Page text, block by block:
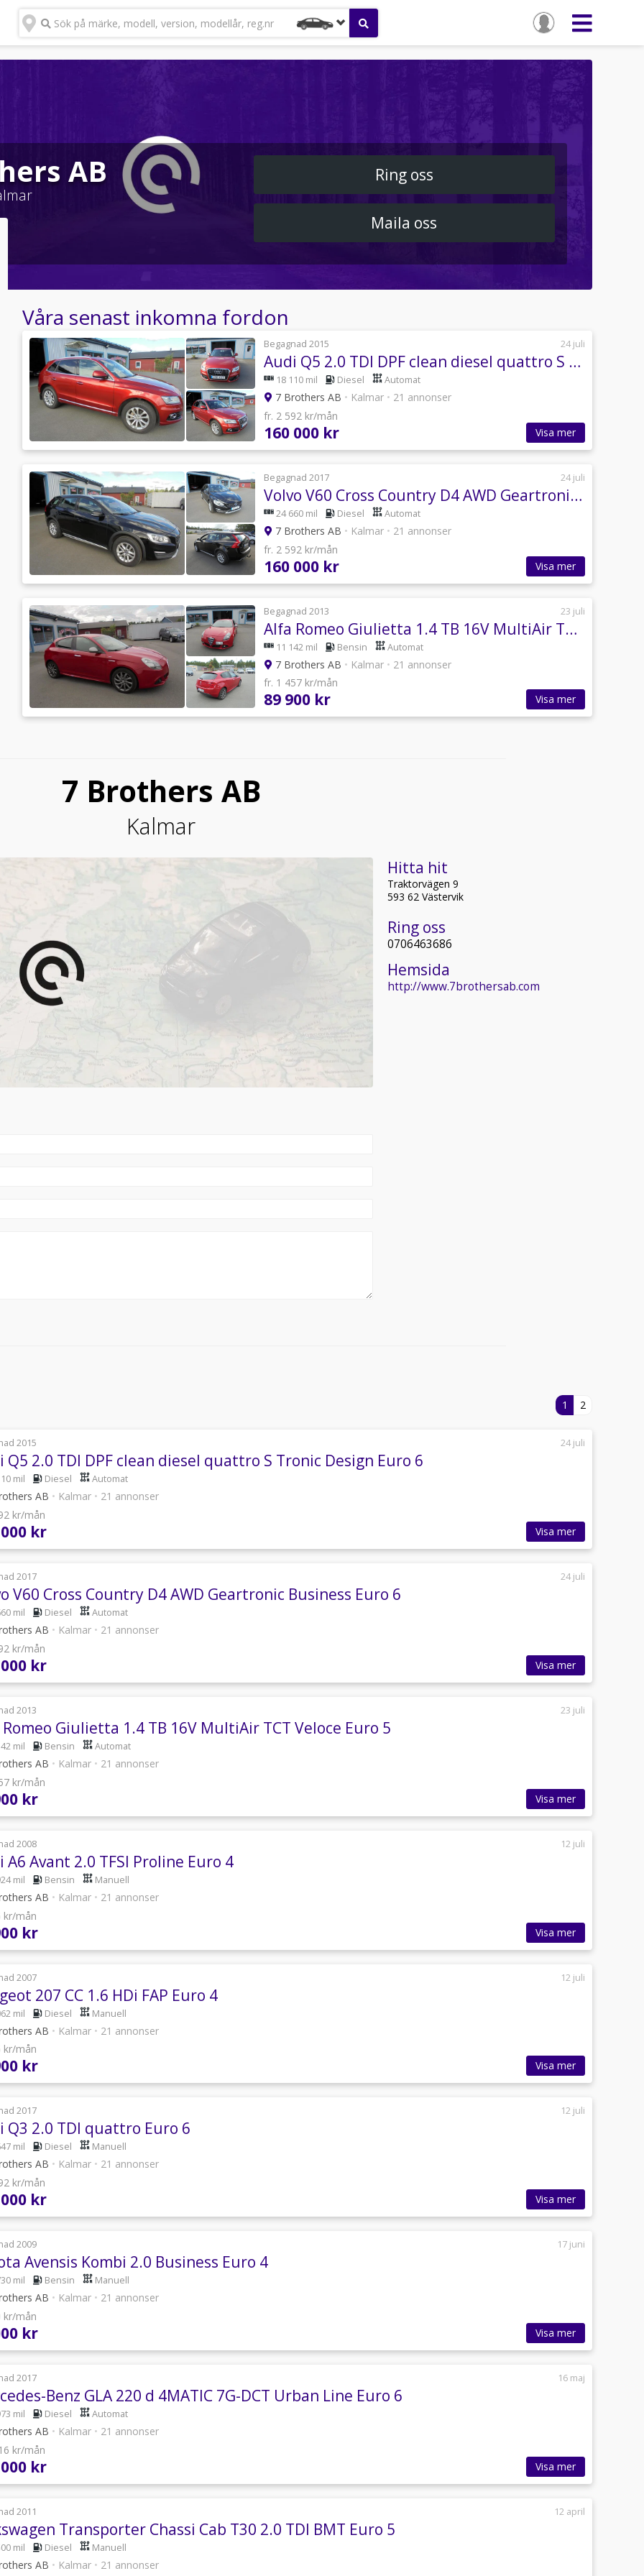
Sök på märke, modell, version, modellår, reg.nr
AB Ring oss
Maila oss
Våra senast inkomna fordon
Begagnad 2015 24 juli
Audi Q5 2.0 TDI DPF clean diesel quattro S Tronic Design Euro 6
18 110 mil Diesel Automat
7 Brothers AB • Kalmar • 21 annonser
fr. 2 592 kr/mån
160 000 kr Visa mer
Begagnad 2017 24 juli
Volvo V60 Cross Country D4 AWD Geartronic Business Euro 6
24 660 mil Diesel Automat
7 Brothers AB • Kalmar • 21 annonser
fr. 2 592 kr/mån
160 000 kr Visa mer
Begagnad 2013 23 juli
Alfa Romeo Giulietta 1.4 TB 16V MultiAir TCT Veloce Euro 5
11 142 mil Bensin Automat
7 Brothers AB • Kalmar • 21 annonser
fr. 1 457 kr/mån
89 900 kr Visa mer
7 Brothers AB
Kalmar
Hitta hit
Traktorvägen 9
593 62 Västervik
Ring oss
0706463686
Hemsida
http://www.7brothersab.com
1 2
2015 24 juli
Q5 2.0 TDI DPF clean diesel quattro S Tronic Design Euro 6
mil Diesel Automat
AB • Kalmar • 21 annonser
kr/mån
kr Visa mer
2017 24 juli
V60 Cross Country D4 AWD Geartronic Business Euro 6
mil Diesel Automat
AB • Kalmar • 21 annonser
kr/mån
kr Visa mer
2013 23 juli
Giulietta 1.4 TB 16V MultiAir TCT Veloce Euro 5
mil Bensin Automat
AB • Kalmar • 21 annonser
kr/mån
kr Visa mer
2008 12 juli
A6 Avant 2.0 TFSI Proline Euro 4
mil Bensin Manuell
AB • Kalmar • 21 annonser
kr/mån
kr Visa mer
2007 12 juli
207 CC 1.6 HDi FAP Euro 4
mil Diesel Manuell
AB • Kalmar • 21 annonser
kr/mån
kr Visa mer
2017 12 juli
Q3 2.0 TDI quattro Euro 6
mil Diesel Manuell
AB • Kalmar • 21 annonser
kr/mån
kr Visa mer
2009 17 juni
Avensis Kombi 2.0 Business Euro 4
mil Bensin Manuell
AB • Kalmar • 21 annonser
kr/mån
kr Visa mer
2017 16 maj
Benz GLA 220 d 4MATIC 7G-DCT Urban Line Euro 6
mil Diesel Automat
AB • Kalmar • 21 annonser
kr/mån
kr Visa mer
2011 12 april
Transporter Chassi Cab T30 2.0 TDI BMT Euro 5
mil Diesel Manuell
AB • Kalmar • 21 annonser